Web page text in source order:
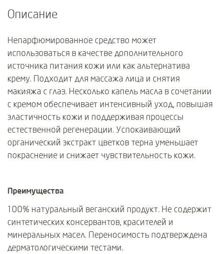
Описание
Непарфюмированное средство может
использоваться в качестве дополнительного
источника питания кожи или как альтернатива
крему. Подходит для массажа лица и снятия
макияжа с глаз. Несколько капель масла в сочетании
с кремом обеспечивает интенсивный уход, повышая
эластичность кожи и поддерживая процессы
естественной регенерации. Успокаивающий
органический экстракт цветков терна уменьшает
покраснение и снижает чувствительность кожи.
Преимущества
100% натуральный веганский продукт. Не содержит
синтетических консервантов, красителей и
минеральных масел. Переносимость подтверждена
дерматологическими тестами.